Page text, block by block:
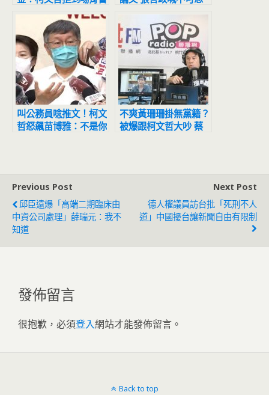
黃珊珊代打
議：天文數字
叫公務員唸推文！柯文
哲怒飆苗博雅：不是你
不爽黃珊珊掛無黨籍？
被爆跟柯文哲大吵 蔡
Previous Post
邱臣遠爆「高端二期臨床由
中資公司處理」薛瑞元：我不
知道
Next Post
德人權議員訪台批「死刑不人
道」中國擾台讓新聞自由有限制
發佈留言
很抱歉，必須登入網站才能發佈留言。
Back to top